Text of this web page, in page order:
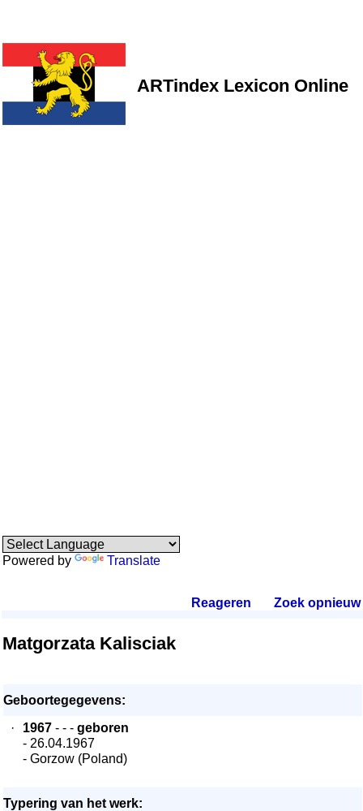
ARTindex Lexicon Online
Powered by Translate
Reageren Zoek opnieuw.
Matgorzata Kalisciak
Geboortegegevens:
·
1967 - - - geboren
- 26.04.1967
- Gorzow (Poland)
Typering van het werk: